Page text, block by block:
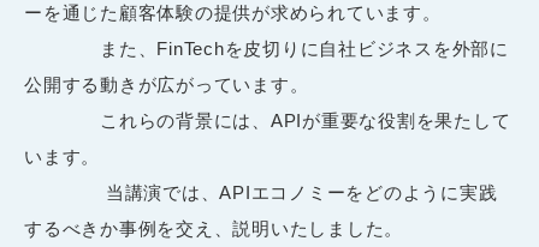
ーを通じた顧客体験の提供が求められています。
また、FinTechを皮切りに自社ビジネスを外部に
公開する動きが広がっています。
これらの背景には、APIが重要な役割を果たして
います。
当講演では、APIエコノミーをどのように実践
するべきか事例を交え、説明いたしました。